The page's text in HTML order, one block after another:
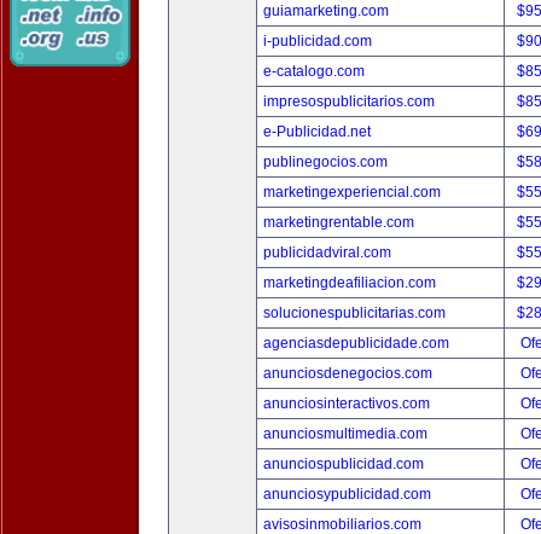
guiamarketing.com
i-publicidad.com
e-catalogo.com
impresospublicitarios.com
e-Publicidad.net
publinegocios.com
marketingexperiencial.com
marketingrentable.com
publicidadviral.com
marketingdeafiliacion.com
solucionespublicitarias.com
agenciasdepublicidade.com
anunciosdenegocios.com
anunciosinteractivos.com
anunciosmultimedia.com
anunciospublicidad.com
anunciosypublicidad.com
avisosinmobiliarios.com